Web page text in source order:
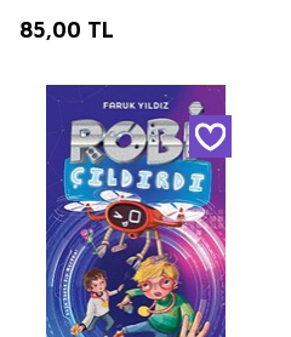
85,00 TL